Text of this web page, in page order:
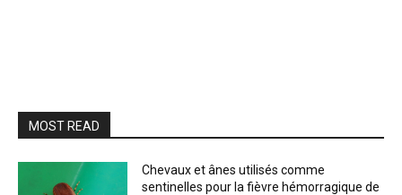
MOST READ
Chevaux et ânes utilisés comme
sentinelles pour la fièvre hémorragique de